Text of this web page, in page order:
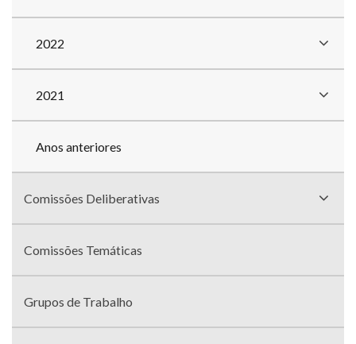
2022
2021
Anos anteriores
Comissões Deliberativas
Comissões Temáticas
Grupos de Trabalho